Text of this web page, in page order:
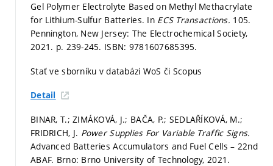
Gel Polymer Electrolyte Based on Methyl Methacrylate
for Lithium-Sulfur Batteries. In ECS Transactions. 105.
Pennington, New Jersey: The Electrochemical Society,
2021. p. 239-245. ISBN: 9781607685395.
Stať ve sborníku v databázi WoS či Scopus
Detail
BINAR, T.; ZIMÁKOVÁ, J.; BAČA, P.; SEDLAŘÍKOVÁ, M.;
FRIDRICH, J. Power Supplies For Variable Traffic Signs.
Advanced Batteries Accumulators and Fuel Cells – 22nd
ABAF. Brno: Brno University of Technology, 2021.